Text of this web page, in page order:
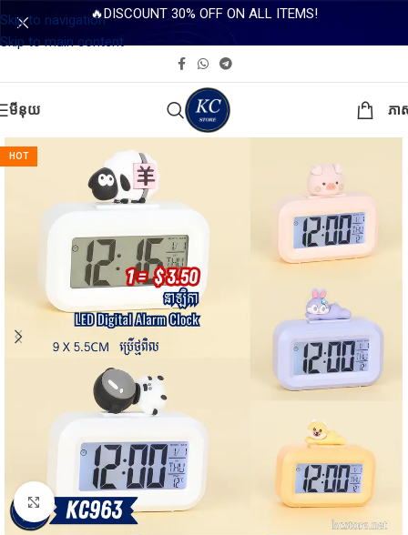
Skip to navigation
Skip to main content
🔥DISCOUNT 30% OFF ON ALL ITEMS!
មីនុយ ភា
HOT
Click to enlarge